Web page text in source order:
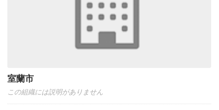
室蘭市
この組織には説明がありません